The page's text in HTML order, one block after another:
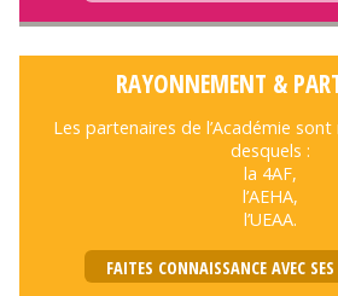
RAYONNEMENT &
Les partenaires de l’Académie
desquels :
la 4AF,
l’AEHA,
l’UEAA.
FAITES CONNAISSANCE AVEC